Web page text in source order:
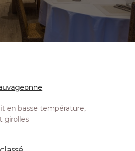
en basse température,
girolles